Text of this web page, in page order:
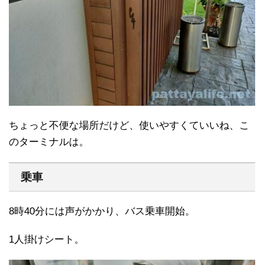
ちょっと不便な場所だけど、使いやすくていいね、こ
のターミナルは。
乗車
8時40分には声がかかり、バス乗車開始。
1人掛けシート。